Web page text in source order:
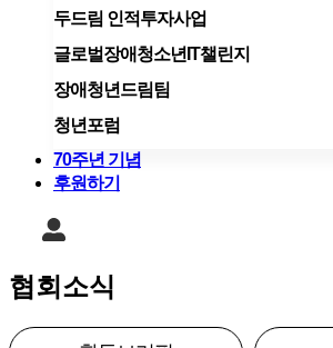
두드림 인적투자사업
글로벌장애청소년IT챌린지
장애청년드림팀
청년포럼
70주년 기념
후원하기
협회소식